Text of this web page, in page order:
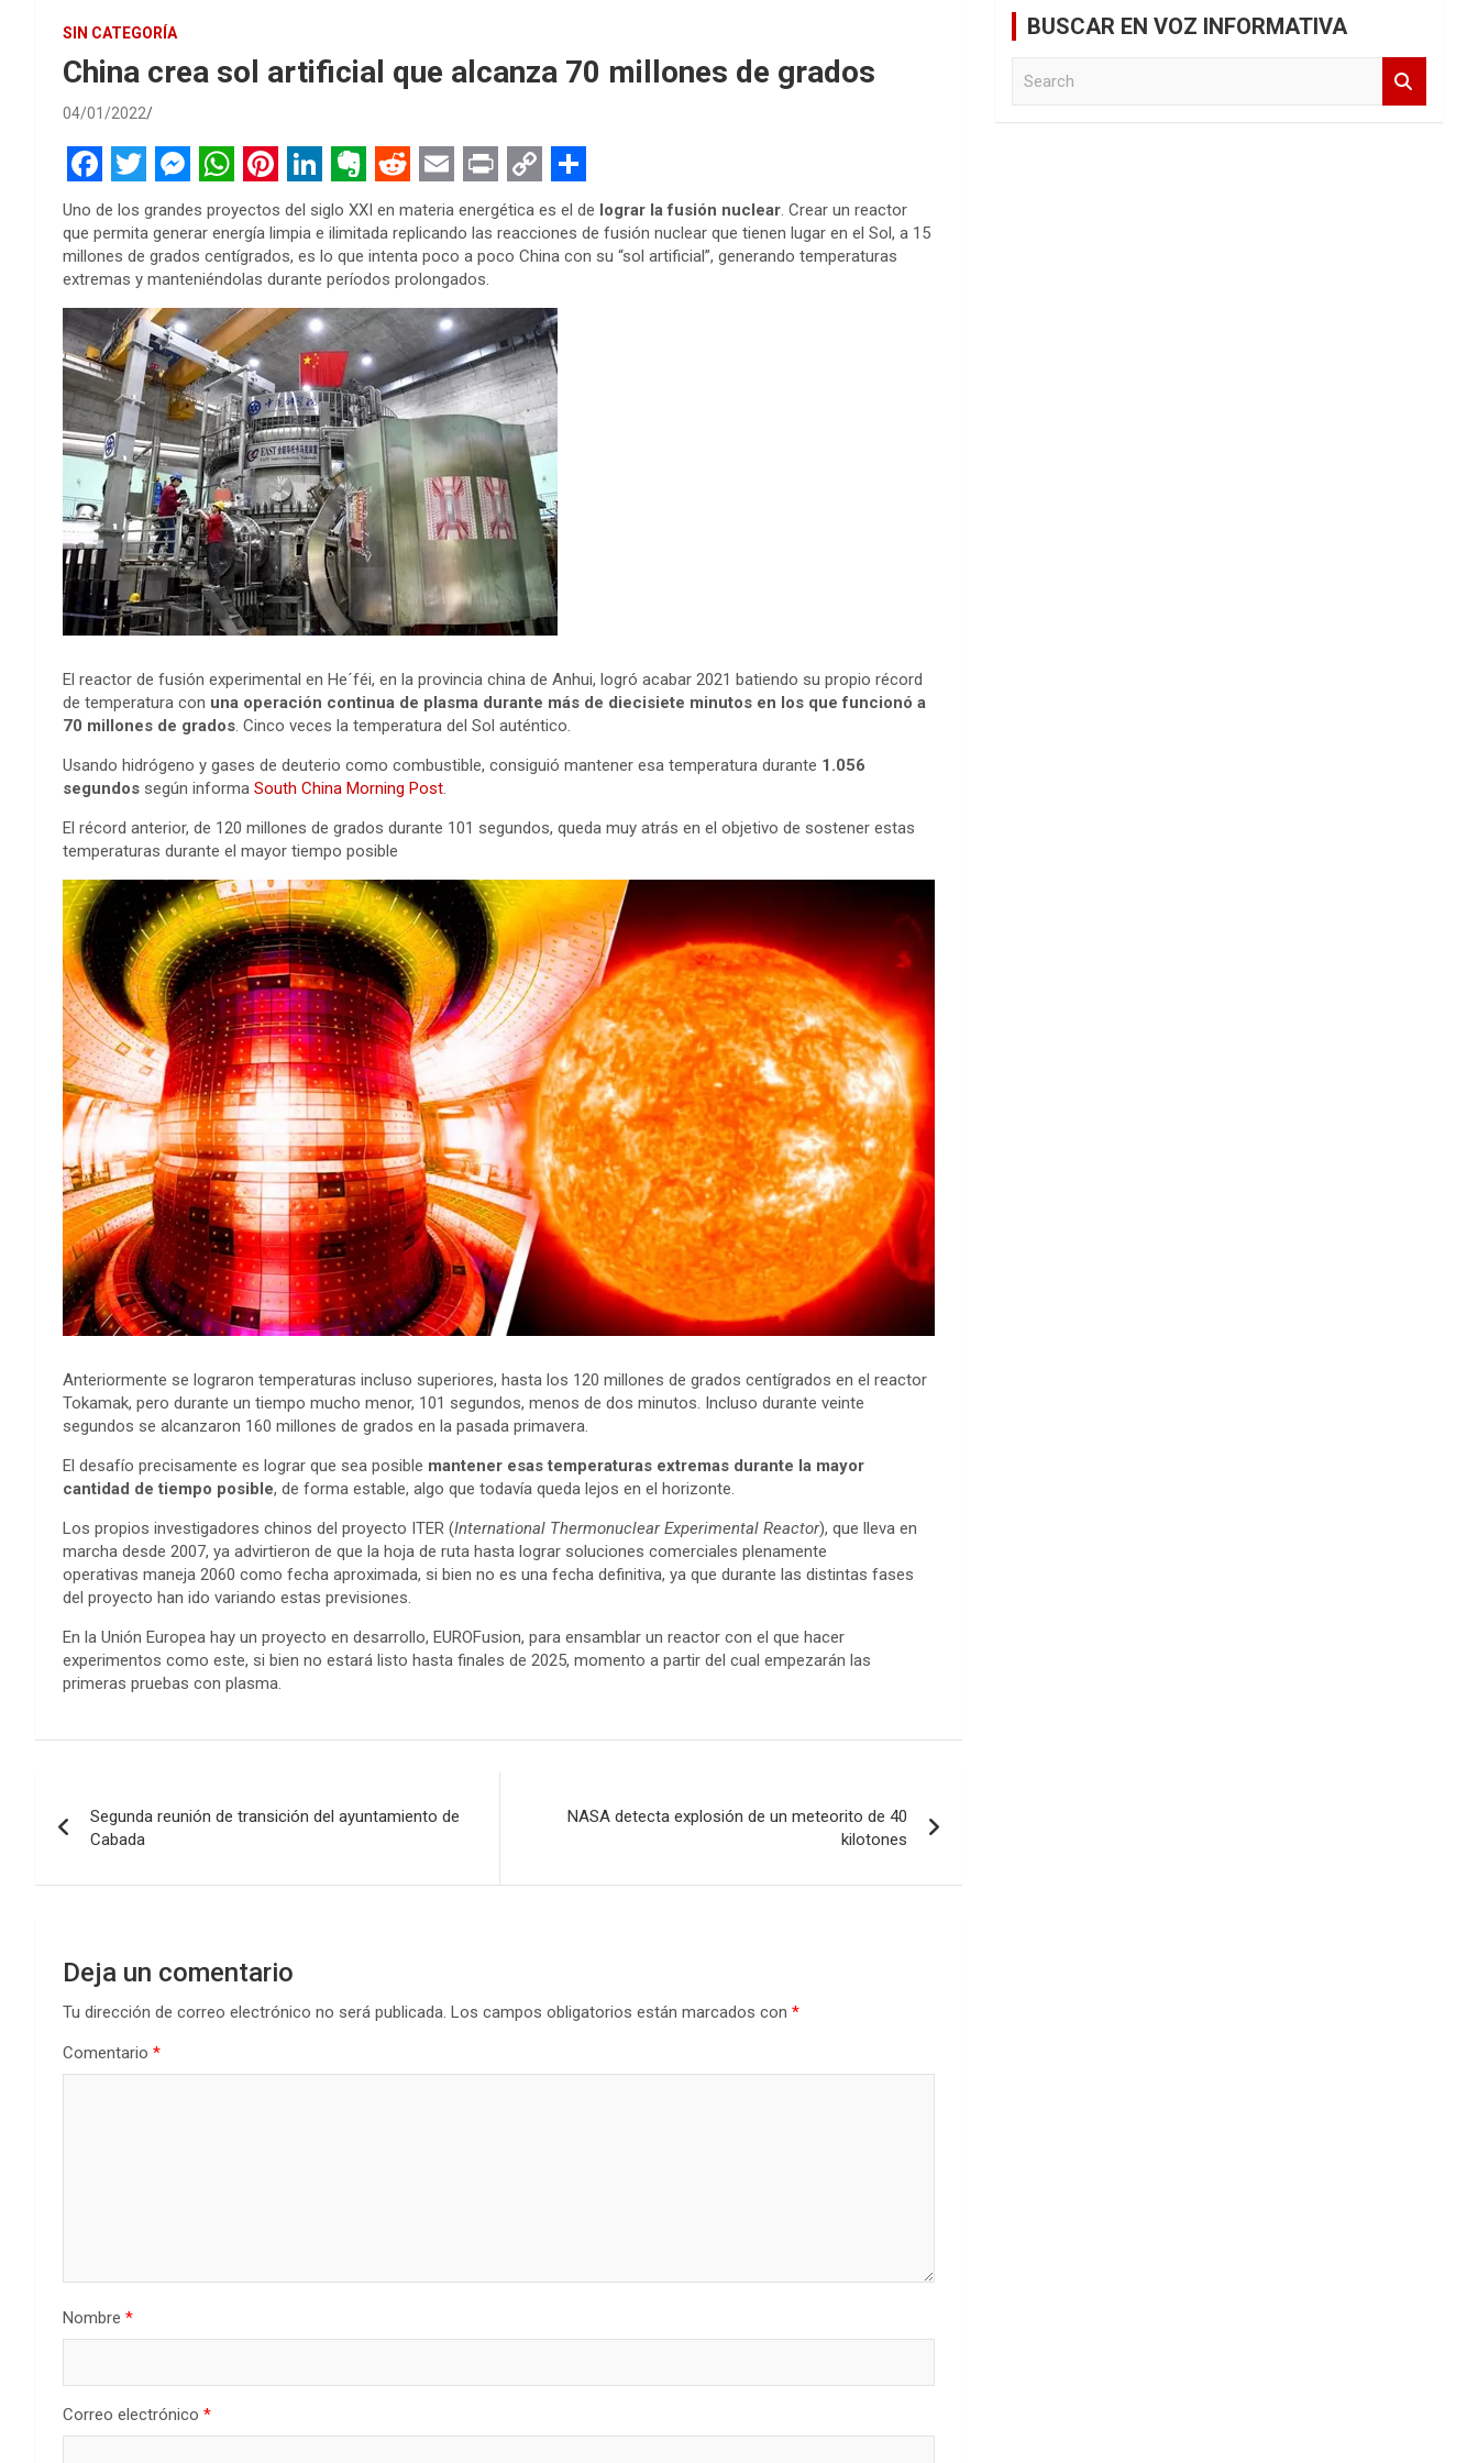
SIN CATEGORÍA
China crea sol artificial que alcanza 70 millones de grados
04/01/2022
F
a
c
e
b
o
o
k
T
w
i
t
t
e
r
M
e
s
s
e
n
g
e
r
W
h
a
t
s
A
p
p
P
i
n
t
e
r
e
s
t
L
i
n
k
e
d
I
n
E
v
e
r
n
o
t
e
R
e
d
d
i
t
E
m
a
i
l
P
r
i
n
t
C
o
p
y
L
i
n
k
S
h
a
r
e
Uno de los grandes proyectos del siglo XXI en materia energética es el de lograr la fusión nuclear. Crear un reactor
que permita generar energía limpia e ilimitada replicando las reacciones de fusión nuclear que tienen lugar en el Sol, a 15
millones de grados centígrados, es lo que intenta poco a poco China con su “sol artificial”, generando temperaturas
extremas y manteniéndolas durante períodos prolongados.
El reactor de fusión experimental en He´féi, en la provincia china de Anhui, logró acabar 2021 batiendo su propio récord
de temperatura con una operación continua de plasma durante más de diecisiete minutos en los que funcionó a
70 millones de grados. Cinco veces la temperatura del Sol auténtico.
Usando hidrógeno y gases de deuterio como combustible, consiguió mantener esa temperatura durante 1.056
segundos según informa South China Morning Post.
El récord anterior, de 120 millones de grados durante 101 segundos, queda muy atrás en el objetivo de sostener estas
temperaturas durante el mayor tiempo posible
Anteriormente se lograron temperaturas incluso superiores, hasta los 120 millones de grados centígrados en el reactor
Tokamak, pero durante un tiempo mucho menor, 101 segundos, menos de dos minutos. Incluso durante veinte
segundos se alcanzaron 160 millones de grados en la pasada primavera.
El desafío precisamente es lograr que sea posible mantener esas temperaturas extremas durante la mayor
cantidad de tiempo posible, de forma estable, algo que todavía queda lejos en el horizonte.
Los propios investigadores chinos del proyecto ITER (International Thermonuclear Experimental Reactor), que lleva en
marcha desde 2007, ya advirtieron de que la hoja de ruta hasta lograr soluciones comerciales plenamente
operativas maneja 2060 como fecha aproximada, si bien no es una fecha definitiva, ya que durante las distintas fases
del proyecto han ido variando estas previsiones.
En la Unión Europea hay un proyecto en desarrollo, EUROFusion, para ensamblar un reactor con el que hacer
experimentos como este, si bien no estará listo hasta finales de 2025, momento a partir del cual empezarán las
primeras pruebas con plasma.
de
entradas
Segunda reunión de transición del ayuntamiento de
Cabada
NASA detecta explosión de un meteorito de 40
kilotones
Deja un comentario
Tu dirección de correo electrónico no será publicada. Los campos obligatorios están marcados con *
Comentario *
Nombre *
Correo electrónico *
BUSCAR EN VOZ INFORMATIVA